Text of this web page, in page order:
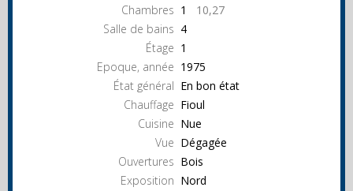
Chambres 1 10,27
Salle de bains 4
Étage 1
Epoque, année 1975
État général En bon état
Chauffage Fioul
Cuisine Nue
Vue Dégagée
Ouvertures Bois
Exposition Nord